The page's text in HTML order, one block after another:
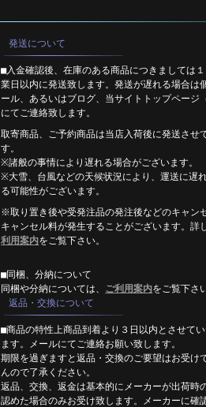
発送について
■入金確認後、在庫のある商品につきましては
業日以内に発送致します。発送が遅れる場合は
ール、あるいはブログ、当サイトトップページ（
にてご連絡致します。
取寄商品、ご予約商品は当店入荷後に発送させ
す。
※諸般の事情により遅れる場合がございます。
※大雪、台風などの天候状況により、運送に遅
る可能性がございます。
※取り置き後や受発注品の発注後などのキャン
キャンセル料が発生することがございます。詳
利用案内をご覧下さい。
■同梱、分納について
同梱や分納については、 ご利用案内をご覧下さ
返品・交換について
■商品の特性上商品到着より３日以内とさせてい
ます。メールにてご連絡お願い致します。
期限を過ぎますと返品・交換のご要望はお受け
んので了承ください。
返品、交換、返金は基本的にメーカーが出荷時
認めた場合のみお受け致します。メーカーに確